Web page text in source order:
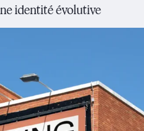
identité évolutive